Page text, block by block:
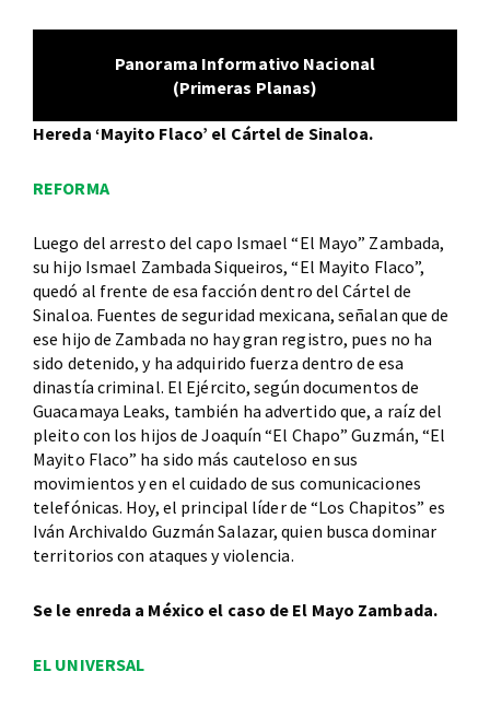
Panorama Informativo Nacional
(Primeras Planas)
Hereda ‘Mayito Flaco’ el Cártel de Sinaloa.
REFORMA
Luego del arresto del capo Ismael “El Mayo” Zambada,
su hijo Ismael Zambada Siqueiros, “El Mayito Flaco”,
quedó al frente de esa facción dentro del Cártel de
Sinaloa. Fuentes de seguridad mexicana, señalan que de
ese hijo de Zambada no hay gran registro, pues no ha
sido detenido, y ha adquirido fuerza dentro de esa
dinastía criminal. El Ejército, según documentos de
Guacamaya Leaks, también ha advertido que, a raíz del
pleito con los hijos de Joaquín “El Chapo” Guzmán, “El
Mayito Flaco” ha sido más cauteloso en sus
movimientos y en el cuidado de sus comunicaciones
telefónicas. Hoy, el principal líder de “Los Chapitos” es
Iván Archivaldo Guzmán Salazar, quien busca dominar
territorios con ataques y violencia.
Se le enreda a México el caso de El Mayo Zambada.
EL UNIVERSAL